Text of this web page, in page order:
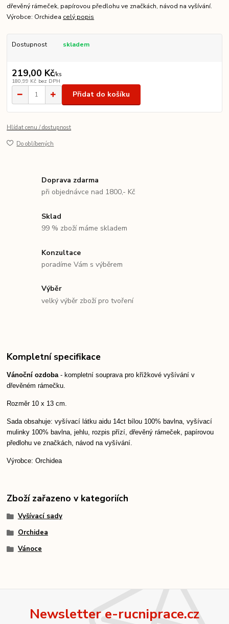
dřevěný rámeček, papírovou předlohu ve značkách, návod na vyšívání.
Výrobce: Orchidea celý popis
Dostupnost skladem
219,00 Kč/ks
180,99 Kč bez DPH
Přidat do košíku
Hlídat cenu / dostupnost
Do oblíbených
Doprava zdarma
při objednávce nad 1800,- Kč
Sklad
99 % zboží máme skladem
Konzultace
poradíme Vám s výběrem
Výběr
velký výběr zboží pro tvoření
Kompletní specifikace
Vánoční ozdoba - kompletní souprava pro křížkové vyšívání v
dřevěném rámečku.
Rozměr 10 x 13 cm.
Sada obsahuje: vyšívací látku aidu 14ct bílou 100% bavlna, vyšívací
mulinky 100% bavlna, jehlu, rozpis přízí, dřevěný rámeček, papírovou
předlohu ve značkách, návod na vyšívání.
Výrobce: Orchidea
Zboží zařazeno v kategoriích
Vyšívací sady
Orchidea
Vánoce
Newsletter e-rucniprace.cz